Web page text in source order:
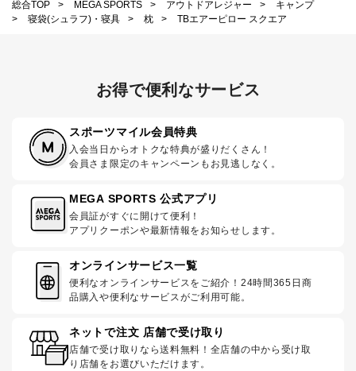
総合TOP > MEGA SPORTS > アウトドアレジャー >
キャンプ
>
寝袋(シュラフ)・寝具 > 枕 > TBエアーピロー スクエア
お得で便利なサービス
スポーツマイル会員特典
入会当日からオトクな特典が盛りだくさん！
会員さま限定のキャンペーンもお見逃しなく。
MEGA SPORTS 公式アプリ
会員証がすぐに開けて便利！
アプリクーポンや最新情報をお知らせします。
オンラインサービス一覧
便利なオンラインサービスをご紹介！24時間365日商
品購入や便利なサービスがご利用可能。
ネットで注文 店舗で受け取り
店舗で受け取りなら送料無料！全店舗の中から受け取
り店舗をお選びいただけます。